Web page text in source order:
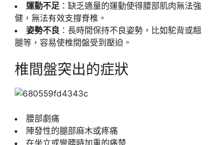
運動不足 ：缺乏適量的運動使得腰部肌肉無法強
健，無法有效支撐脊椎。
姿勢不良 ：長時間保持不良姿勢，比如駝背或翹
腿等，容易使椎間盤受到壓迫。
椎間盤突出的症狀
腰部劇痛
陣發性的腿部麻木或疼痛
在坐立或彎腰時加重的痛楚